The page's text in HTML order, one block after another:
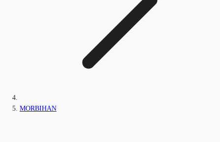
MORBIHAN